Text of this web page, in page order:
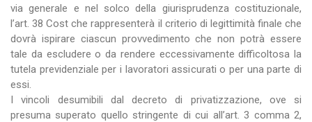
via generale e nel solco della giurisprudenza costituzionale,
l’art. 38 Cost che rappresenterà il criterio di legittimità finale che
dovrà ispirare ciascun provvedimento che non potrà essere
tale da escludere o da rendere eccessivamente difficoltosa la
tutela previdenziale per i lavoratori assicurati o per una parte di
essi.
I vincoli desumibili dal decreto di privatizzazione, ove si
presuma superato quello stringente di cui all’art. 3 comma 2,